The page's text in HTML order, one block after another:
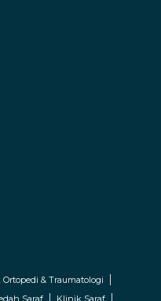
& Traumatologi
Saraf Klinik Saraf